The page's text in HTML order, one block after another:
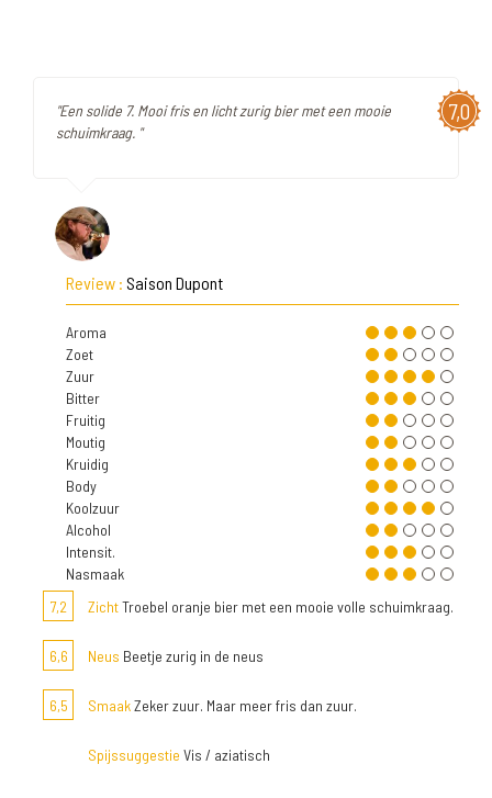
7,0
"Een solide 7. Mooi fris en licht zurig bier met een mooie
schuimkraag. "
Review : Saison Dupont
Aroma
Zoet
Zuur
Bitter
Fruitig
Moutig
Kruidig
Body
Koolzuur
Alcohol
Intensit.
Nasmaak
7,2
ZichtTroebel oranje bier met een mooie volle schuimkraag.
6,6 Neus Beetje zurig in de neus
6,5 SmaakZeker zuur. Maar meer fris dan zuur.
Spijssuggestie Vis / aziatisch